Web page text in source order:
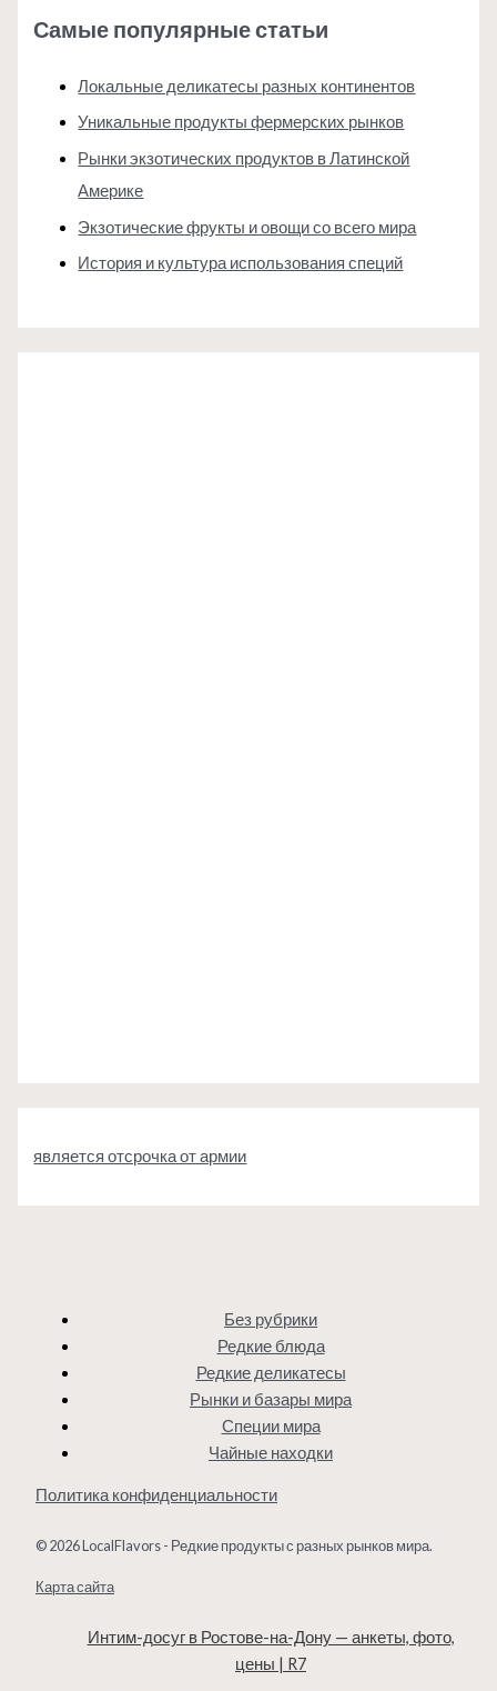
Самые популярные статьи
Локальные деликатесы разных континентов
Уникальные продукты фермерских рынков
Рынки экзотических продуктов в Латинской
Америке
Экзотические фрукты и овощи со всего мира
История и культура использования специй
является отсрочка от армии
Без рубрики
Редкие блюда
Редкие деликатесы
Рынки и базары мира
Специи мира
Чайные находки
Политика конфиденциальности
© 2026 LocalFlavors - Редкие продукты с разных рынков мира.
Карта сайта
Интим-досуг в Ростове-на-Дону — анкеты, фото,
цены | R7